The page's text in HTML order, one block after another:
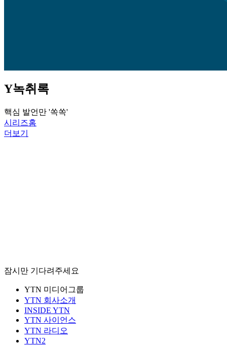
Y녹취록
핵심 발언만 '쏙쏙'
시리즈홈
더보기
잠시만 기다려주세요
YTN 미디어그룹
YTN 회사소개
INSIDE YTN
YTN 사이언스
YTN 라디오
YTN2